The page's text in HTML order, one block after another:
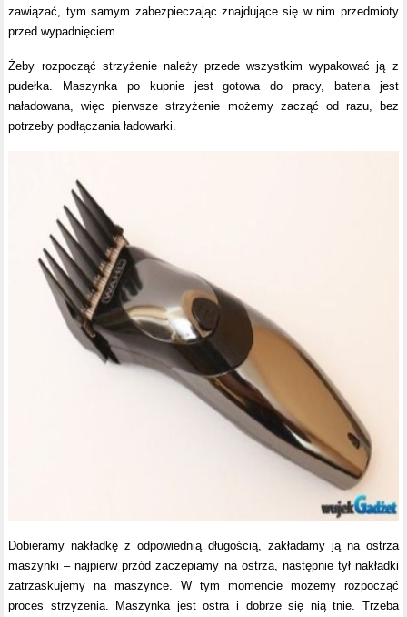
zawiązać, tym samym zabezpieczając znajdujące się w nim przedmioty
przed wypadnięciem.
Żeby rozpocząć strzyżenie należy przede wszystkim wypakować ją z
pudełka. Maszynka po kupnie jest gotowa do pracy, bateria jest
naładowana, więc pierwsze strzyżenie możemy zacząć od razu, bez
potrzeby podłączania ładowarki.
Dobieramy nakładkę z odpowiednią długością, zakładamy ją na ostrza
maszynki – najpierw przód zaczepiamy na ostrza, następnie tył nakładki
zatrzaskujemy na maszynce. W tym momencie możemy rozpocząć
proces strzyżenia. Maszynka jest ostra i dobrze się nią tnie. Trzeba